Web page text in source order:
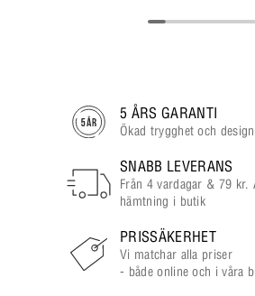
5 ÅRS GARANTI
Ökad trygghet och
SNABB LEVERANS
Från 4 vardagar & 79
hämtning i butik
PRISSÄKERHET
Vi matchar alla priser
- både online och i våra